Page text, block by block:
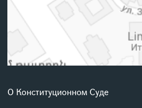
О Конституционном Суде